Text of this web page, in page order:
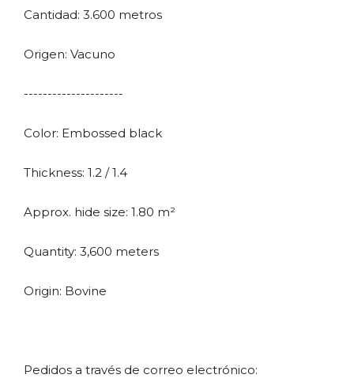
Cantidad: 3.600 metros
Origen: Vacuno
---------------------
Color: Embossed black
Thickness: 1.2 / 1.4
Approx. hide size: 1.80 m²
Quantity: 3,600 meters
Origin: Bovine
Pedidos a través de correo electrónico: